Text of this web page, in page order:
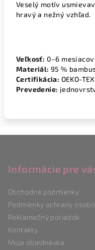
Veselý motív
hravý a nežný vzhľad.
Veľkosť: 0–6 mesiacov
Materiál: 95 %
Certifikácia: OEKO-
Prevedenie:
Informácie pre
Obchodné podmienky
Podmienky ochrany
Reklamačný poriadok
Kontakty
Moja objednávka